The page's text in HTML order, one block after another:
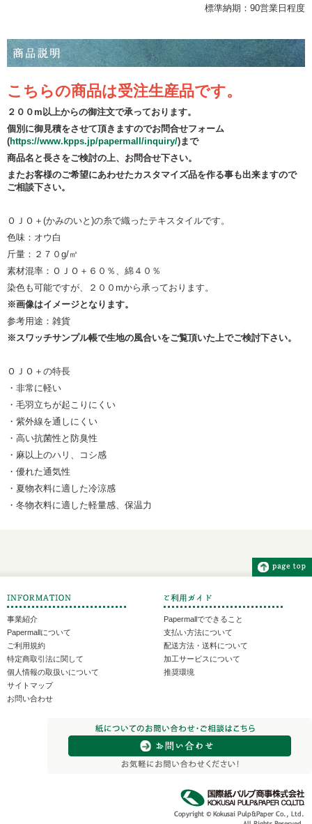
標準納期：90営業日程度
こちらの商品は受注生産品です。
２００m以上からの御注文で承っております。
個別に御見積をさせて頂きますのでお問合せフォーム
(https://www.kpps.jp/papermall/inquiry/)まで
商品名と長さをご検討の上、お問合せ下さい。
またお客様のご希望にあわせたカスタマイズ品を作る事も出来ますので
ご相談下さい。
ＯＪＯ＋(かみのいと)の糸で織ったテキスタイルです。
色味：オウ白
斤量：２７０g/㎡
素材混率：ＯＪＯ＋６０％、綿４０％
染色も可能ですが、２００mから承っております。
※画像はイメージとなります。
参考用途：雑貨
※スワッチサンプル帳で生地の風合いをご覧頂いた上でご検討下さい。
ＯＪＯ＋の特長
・非常に軽い
・毛羽立ちが起こりにくい
・紫外線を通しにくい
・高い抗菌性と防臭性
・麻以上のハリ、コシ感
・優れた通気性
・夏物衣料に適した冷涼感
・冬物衣料に適した軽量感、保温力
事業紹介
Papermallについて
ご利用規約
特定商取引法に関して
個人情報の取扱いについて
サイトマップ
お問い合わせ
Papermallでできること
支払い方法について
配送方法・送料について
加工サービスについて
推奨環境